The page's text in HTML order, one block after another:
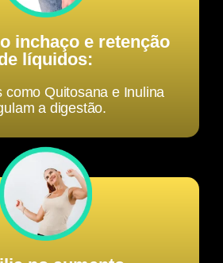
inchaço e retenção
líquidos:
como Quitosana e Inulina
a digestão.